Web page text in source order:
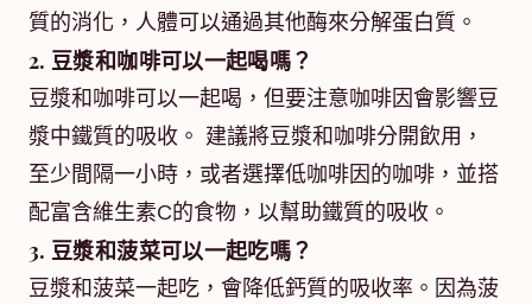
質的消化，人體可以通過其他酶來分解蛋白質。
2. 豆漿和咖啡可以一起喝嗎？
豆漿和咖啡可以一起喝，但要注意咖啡因會影響豆
漿中鐵質的吸收。 建議將豆漿和咖啡分開飲用，
至少間隔一小時，或者選擇低咖啡因的咖啡，並搭
配富含維生素C的食物，以幫助鐵質的吸收。
3. 豆漿和菠菜可以一起吃嗎？
豆漿和菠菜一起吃，會降低鈣質的吸收率。因為菠